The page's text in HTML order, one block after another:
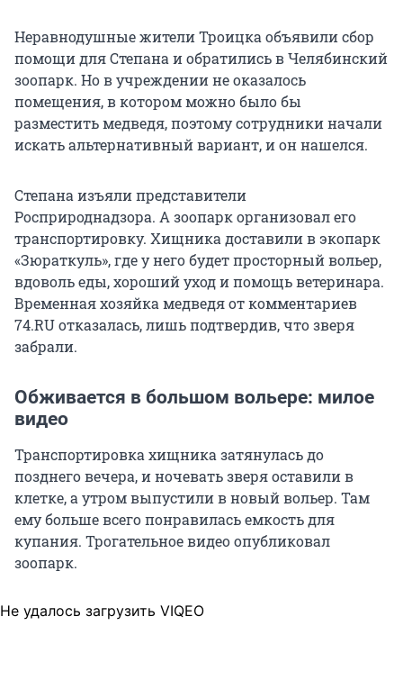
Неравнодушные жители Троицка объявили сбор
помощи для Степана и обратились в Челябинский
зоопарк. Но в учреждении не оказалось
помещения, в котором можно было бы
разместить медведя, поэтому сотрудники начали
искать альтернативный вариант, и он нашелся.
Степана изъяли представители
Росприроднадзора. А зоопарк организовал его
транспортировку. Хищника доставили в экопарк
«Зюраткуль», где у него будет просторный вольер,
вдоволь еды, хороший уход и помощь ветеринара.
Временная хозяйка медведя от комментариев
74.RU отказалась, лишь подтвердив, что зверя
забрали.
Обживается в большом вольере: милое
видео
Транспортировка хищника затянулась до
позднего вечера, и ночевать зверя оставили в
клетке, а утром выпустили в новый вольер. Там
ему больше всего понравилась емкость для
купания. Трогательное видео опубликовал
зоопарк.
Не удалось загрузить VIQEO